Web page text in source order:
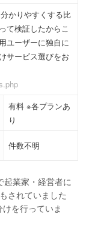
かりやすくする比
て検証したからこ
ユーザーに独自に
サービス選びをお
有料 ※各プランあ
り
件数不明
起業家・経営者に
されていました
を行っていま